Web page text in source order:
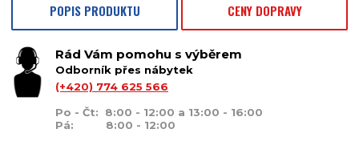
POPIS PRODUKTU CENY DOPRAVY
Rád Vám pomohu s výběrem
Odborník přes nábytek
(+420) 774 625 566
Po - Čt: 8:00 - 12:00 a 13:00 - 16:00
Pá: 8:00 - 12:00